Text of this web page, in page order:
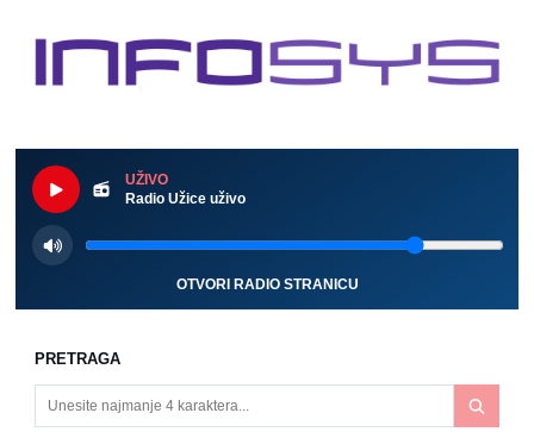
UŽIVO
Radio Užice uživo
OTVORI RADIO STRANICU
PRETRAGA